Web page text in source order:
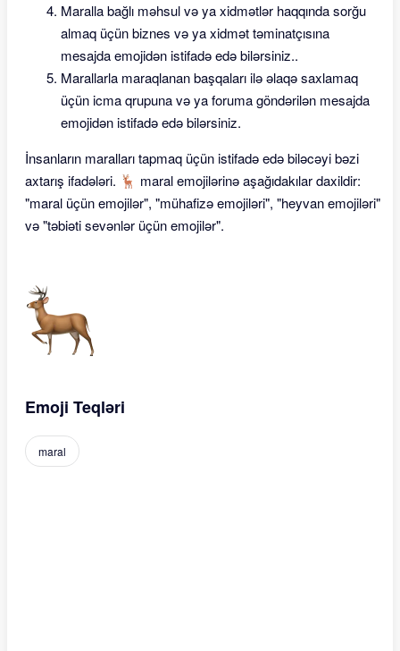
Maralla bağlı məhsul və ya xidmətlər haqqında sorğu
almaq üçün biznes və ya xidmət təminatçısına
mesajda emojidən istifadə edə bilərsiniz..
Marallarla maraqlanan başqaları ilə əlaqə saxlamaq
üçün icma qrupuna və ya foruma göndərilən mesajda
emojidən istifadə edə bilərsiniz.
İnsanların maralları tapmaq üçün istifadə edə biləcəyi bəzi
axtarış ifadələri. 🦌 maral emojilərinə aşağıdakılar daxildir:
"maral üçün emojilər", "mühafizə emojiləri", "heyvan emojiləri"
və "təbiəti sevənlər üçün emojilər".
Emoji Teqləri
maral